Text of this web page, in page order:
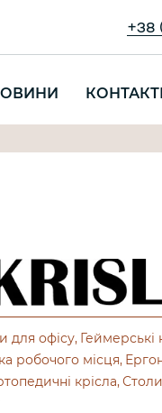
+38
для офісу Геймерські
робочого місця
крісла Столи